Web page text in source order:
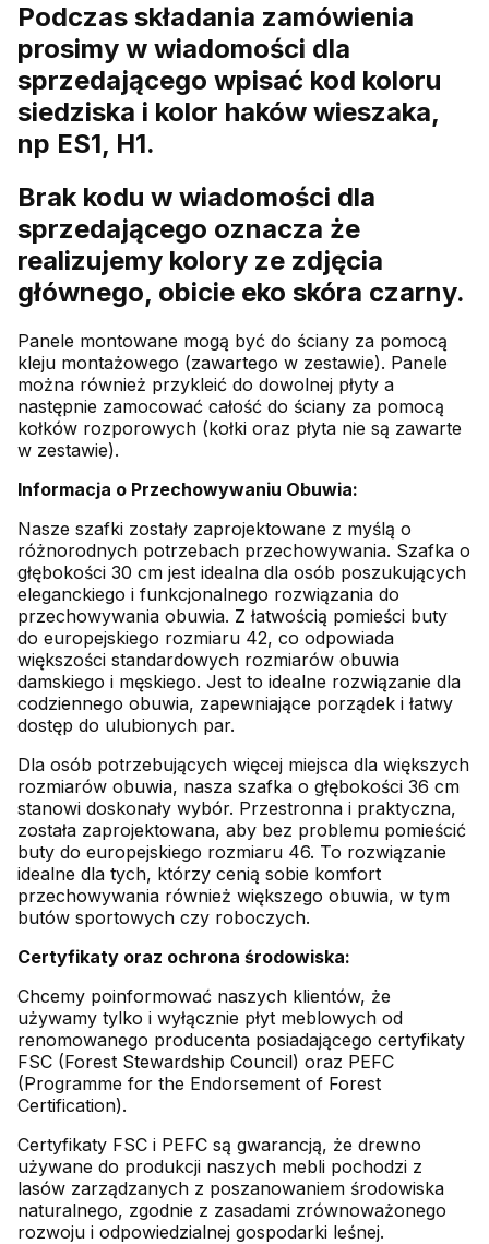
Podczas składania zamówienia
prosimy w wiadomości dla
sprzedającego wpisać kod koloru
siedziska i kolor haków wieszaka,
np ES1, H1.
Brak kodu w wiadomości dla
sprzedającego oznacza że
realizujemy kolory ze zdjęcia
głównego, obicie eko skóra czarny.
Panele montowane mogą być do ściany za pomocą
kleju montażowego (zawartego w zestawie). Panele
można również przykleić do dowolnej płyty a
następnie zamocować całość do ściany za pomocą
kołków rozporowych (kołki oraz płyta nie są zawarte
w zestawie).
Informacja o Przechowywaniu Obuwia:
Nasze szafki zostały zaprojektowane z myślą o
różnorodnych potrzebach przechowywania. Szafka o
głębokości 30 cm jest idealna dla osób poszukujących
eleganckiego i funkcjonalnego rozwiązania do
przechowywania obuwia. Z łatwością pomieści buty
do europejskiego rozmiaru 42, co odpowiada
większości standardowych rozmiarów obuwia
damskiego i męskiego. Jest to idealne rozwiązanie dla
codziennego obuwia, zapewniające porządek i łatwy
dostęp do ulubionych par.
Dla osób potrzebujących więcej miejsca dla większych
rozmiarów obuwia, nasza szafka o głębokości 36 cm
stanowi doskonały wybór. Przestronna i praktyczna,
została zaprojektowana, aby bez problemu pomieścić
buty do europejskiego rozmiaru 46. To rozwiązanie
idealne dla tych, którzy cenią sobie komfort
przechowywania również większego obuwia, w tym
butów sportowych czy roboczych.
Certyfikaty oraz ochrona środowiska:
Chcemy poinformować naszych klientów, że
używamy tylko i wyłącznie płyt meblowych od
renomowanego producenta posiadającego certyfikaty
FSC (Forest Stewardship Council) oraz PEFC
(Programme for the Endorsement of Forest
Certification).
Certyfikaty FSC i PEFC są gwarancją, że drewno
używane do produkcji naszych mebli pochodzi z
lasów zarządzanych z poszanowaniem środowiska
naturalnego, zgodnie z zasadami zrównoważonego
rozwoju i odpowiedzialnej gospodarki leśnej.